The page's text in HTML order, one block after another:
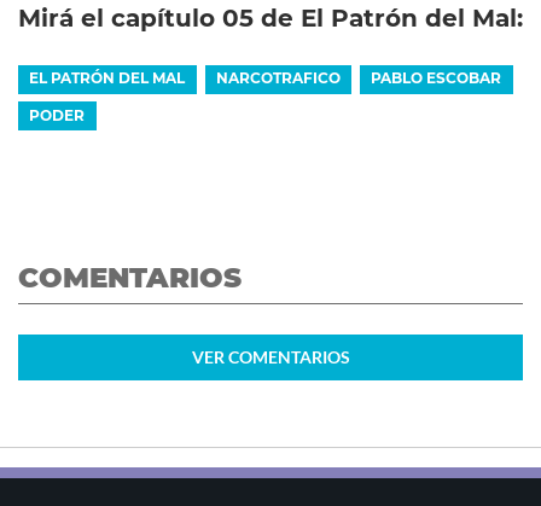
Mirá el capítulo 05 de El Patrón del Mal:
EL PATRÓN DEL MAL NARCOTRAFICO PABLO ESCOBAR
PODER
COMENTARIOS
VER COMENTARIOS